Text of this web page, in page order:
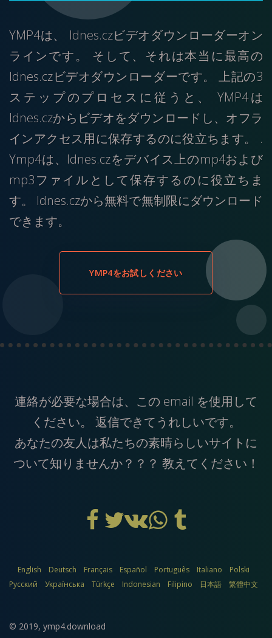
YMP4は、 Idnes.czビデオダウンローダーオン
ラインです。 そして、それは本当に最高の
Idnes.czビデオダウンローダーです。 上記の3
ステップのプロセスに従うと、 YMP4は
Idnes.czからビデオをダウンロードし、オフラ
インアクセス用に保存するのに役立ちます。 .
Ymp4は、Idnes.czをデバイス上のmp4および
mp3ファイルとして保存するのに役立ちま
す。 Idnes.czから無料で無制限にダウンロード
できます。
YMP4をお試しください
連絡が必要な場合は、この email を使用して
ください。 返信できてうれしいです。
あなたの友人は私たちの素晴らしいサイトに
ついて知りませんか？？？ 教えてください！
English Deutsch Français Español Português Italiano
Polski
Русский
Українська Türkçe Indonesian Filipino 日本語 繁體中文
© 2019, ymp4.download